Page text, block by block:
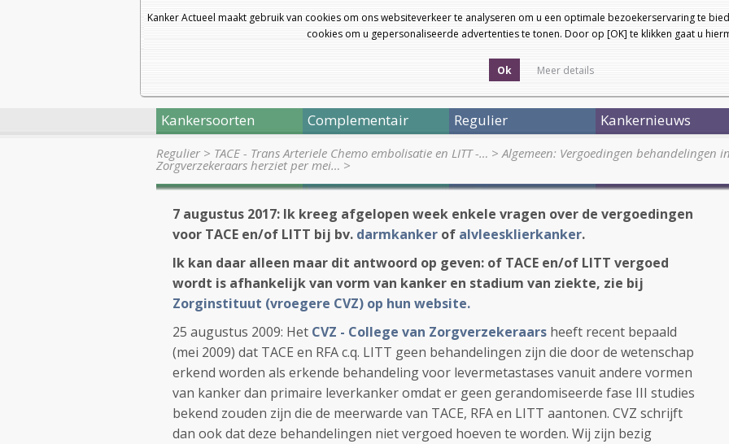
Kanker Actueel maakt gebruik van cookies om ons websiteverkeer te analyseren om u een optimale bezoekerservaring te
cookies om u gepersonaliseerde advertenties te tonen. Door op [OK] te klikken gaat u
Ok Meer details
Kankersoorten Complementair Regulier Kankernieuws
Regulier> TACE - Trans Arteriele Chemo embolisatie en LITT -… >Algemeen: Vergoedingen behandelingen
Zorgverzekeraars herziet per mei… >
7 augustus 2017: Ik kreeg afgelopen week enkele vragen over de vergoedingen
voor TACE en/of LITT bij bv. darmkanker of alvleesklierkanker.
Ik kan daar alleen maar dit antwoord op geven: of TACE en/of LITT vergoed
wordt is afhankelijk van vorm van kanker en stadium van ziekte, zie bij
Zorginstituut (vroegere CVZ) op hun website.
25 augustus 2009: Het CVZ - College van Zorgverzekeraars heeft recent bepaald
(mei 2009) dat TACE en RFA c.q. LITT geen behandelingen zijn die door de wetenschap
erkend worden als erkende behandeling voor levermetastases vanuit andere vormen
van kanker dan primaire leverkanker omdat er geen gerandomiseerde fase III studies
bekend zouden zijn die de meerwarde van TACE, RFA en LITT aantonen. CVZ schrijft
dan ook dat deze behandelingen niet vergoed hoeven te worden. Wij zijn bezig